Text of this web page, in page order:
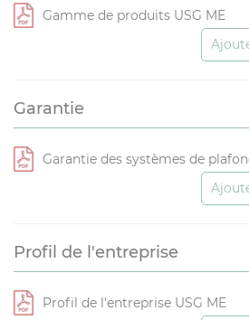
Gamme de produits USG ME
Garantie
Garantie des systèmes de
Profil de l'entreprise
Profil de l'entreprise USG ME